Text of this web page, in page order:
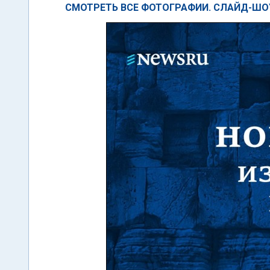
СМОТРЕТЬ ВСЕ ФОТОГРАФИИ. СЛАЙД-